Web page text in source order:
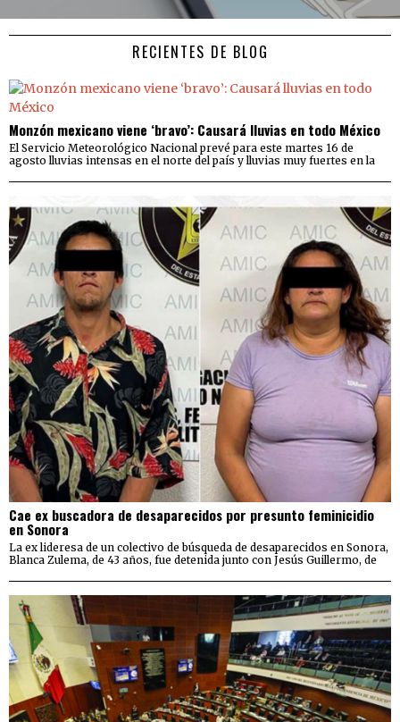
RECIENTES DE BLOG
Monzón mexicano viene ‘bravo’: Causará lluvias en todo México
El Servicio Meteorológico Nacional prevé para este martes 16 de
agosto lluvias intensas en el norte del país y lluvias muy fuertes en la
Cae ex buscadora de desaparecidos por presunto feminicidio
en Sonora
La ex lideresa de un colectivo de búsqueda de desaparecidos en Sonora,
Blanca Zulema, de 43 años, fue detenida junto con Jesús Guillermo, de